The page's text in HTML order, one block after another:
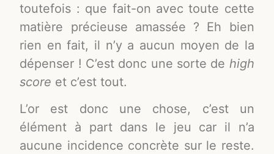
toutefois : que fait-on avec toute cette
matière précieuse amassée ? Eh bien
rien en fait, il n’y a aucun moyen de la
dépenser ! C’est donc une sorte de high
score et c’est tout.
L’or est donc une chose, c’est un
élément à part dans le jeu car il n’a
aucune incidence concrète sur le reste.